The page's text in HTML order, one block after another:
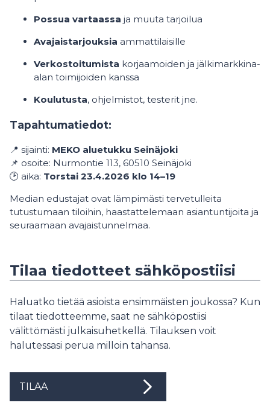
Possua vartaassa ja muuta tarjoilua
Avajaistarjouksia ammattilaisille
Verkostoitumista korjaamoiden ja jälkimarkkina-
alan toimijoiden kanssa
Koulutusta, ohjelmistot, testerit jne.
Tapahtumatiedot:
📍 sijainti: MEKO aluetukku Seinäjoki
📌 osoite: Nurmontie 113, 60510 Seinäjoki
🕑 aika: Torstai 23.4.2026 klo 14–19
Median edustajat ovat lämpimästi tervetulleita
tutustumaan tiloihin, haastattelemaan asiantuntijoita ja
seuraamaan avajaistunnelmaa.
Tilaa tiedotteet sähköpostiisi
Haluatko tietää asioista ensimmäisten joukossa? Kun
tilaat tiedotteemme, saat ne sähköpostiisi
välittömästi julkaisuhetkellä. Tilauksen voit
halutessasi perua milloin tahansa.
TILAA